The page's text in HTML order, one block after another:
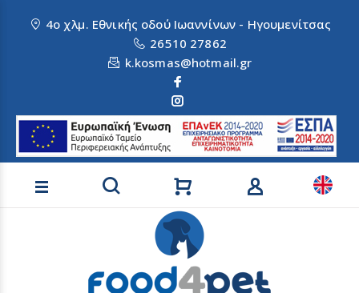
4ο χλμ. Εθνικής οδού Ιωαννίνων - Ηγουμενίτσας
26510 27862
k.kosmas@hotmail.gr
Αναζήτηση προϊόντων